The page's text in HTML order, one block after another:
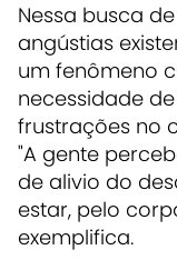
Nessa busca
angústias
um fenômeno
necessidade
frustrações no
"A gente
de alivio do
estar, pelo
exemplifica.